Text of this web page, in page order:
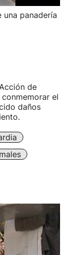
una panadería
de
el
daños